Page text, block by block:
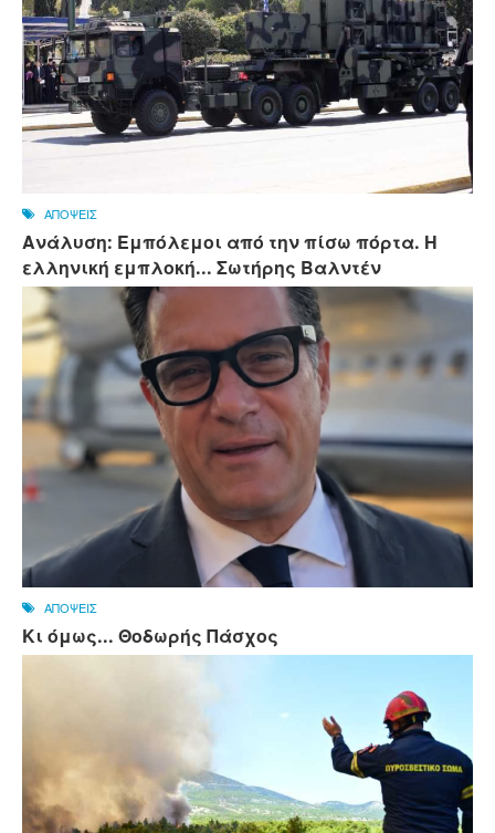
ΑΠΟΨΕΙΣ
Ανάλυση: Εμπόλεμοι από την πίσω πόρτα. Η
ελληνική εμπλοκή... Σωτήρης Βαλντέν
ΑΠΟΨΕΙΣ
Κι όμως... Θοδωρής Πάσχος